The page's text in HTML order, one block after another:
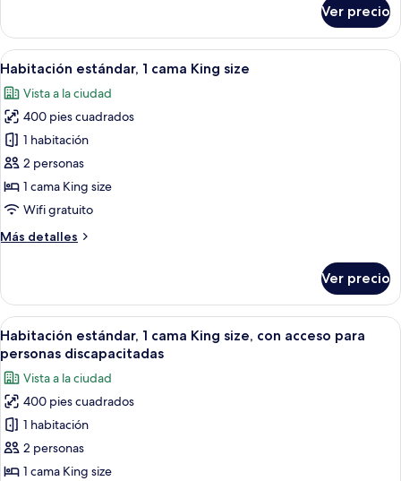
estándar,
cama
size
Ver precio
Abrir
todas
las
fotos
de
Habitación
estándar,
1
King
Ropa de cama de alta calidad y
8
Habitación estándar, 1 cama King size
Vista a la ciudad
400 pies cuadrados
1 habitación
2 personas
1 cama King size
Wifi gratuito
Más detalles
Más
estándar,
cama
King
size
Ver precio
Abrir
todas
las
fotos
de
Habitación
estándar,
1
Ropa de cama de alta calidad y
6
Habitación estándar, 1 cama King size, con acceso para
personas discapacitadas
Vista a la ciudad
400 pies cuadrados
1 habitación
2 personas
1 cama King size